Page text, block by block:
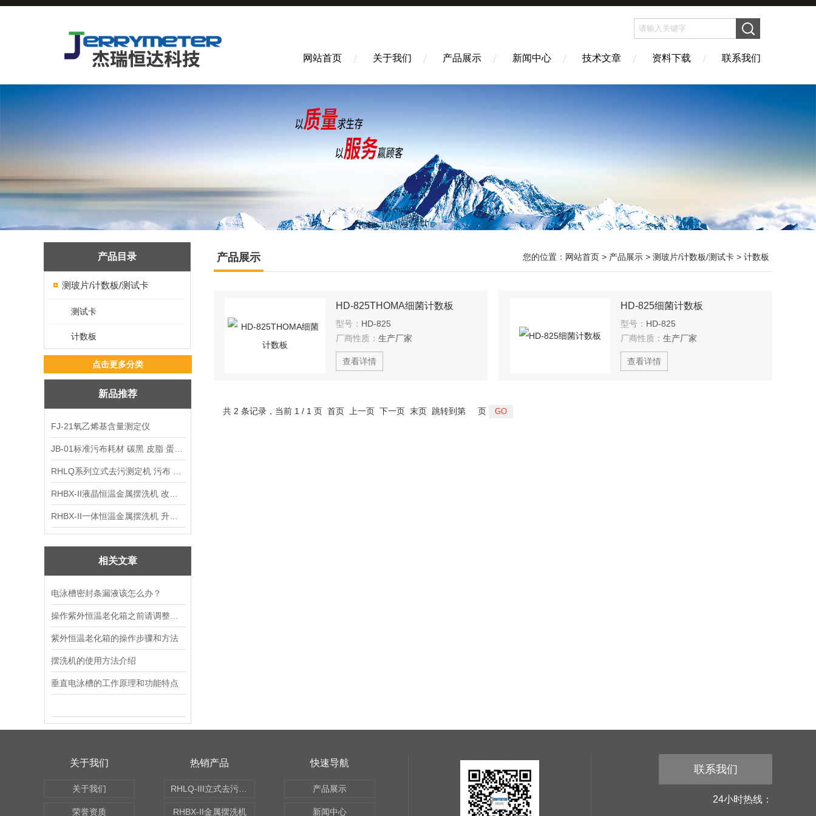
网站首页 关于我们 产品展示 新闻中心 技术文章 资料下载 联系我们
产品目录
测玻片/计数板/测试卡
测试卡
计数板
点击更多分类
新品推荐
FJ-21氧乙烯基含量测定仪
相关文章
电泳槽密封条漏液该怎么办？
紫外恒温老化箱的操作步骤和方法
摆洗机的使用方法介绍
垂直电泳槽的工作原理和功能特点
产品展示 您的位置： 网站首页 > 产品展示 > 测玻片/计数板/测试卡 > 计数板
HD-825THOMA细菌计数板
型号： HD-825
厂商性质： 生产厂家
查看详情
HD-825细菌计数板
型号： HD-825
厂商性质： 生产厂家
查看详情
共 2 条记录，当前 1 / 1 页 首页 上一页 下一页 末页 跳转到第 页
关于我们
关于我们
荣誉资质
热销产品
RHBX-II金属摆洗机
快速导航
产品展示
新闻中心
联系我们
24小时热线：